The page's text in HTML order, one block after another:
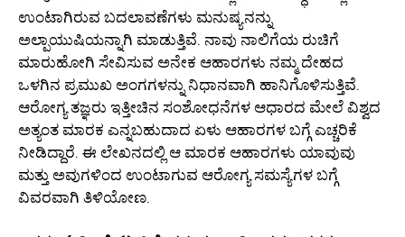
ಉಂಟಾಗಿರುವ ಬದಲಾವಣೆಗಳು ಮನುಷ್ಯನನ್ನು
ಅಲ್ಪಾಯುಷಿಯನ್ನಾಗಿ ಮಾಡುತ್ತಿವೆ. ನಾವು ನಾಲಿಗೆಯ ರುಚಿಗೆ
ಮಾರುಹೋಗಿ ಸೇವಿಸುವ ಅನೇಕ ಆಹಾರಗಳು ನಮ್ಮ ದೇಹದ
ಒಳಗಿನ ಪ್ರಮುಖ ಅಂಗಗಳನ್ನು ನಿಧಾನವಾಗಿ ಹಾನಿಗೊಳಿಸುತ್ತಿವೆ.
ಆರೋಗ್ಯ ತಜ್ಞರು ಇತ್ತೀಚಿನ ಸಂಶೋಧನೆಗಳ ಆಧಾರದ ಮೇಲೆ ವಿಶ್ವದ
ಅತ್ಯಂತ ಮಾರಕ ಎನ್ನಬಹುದಾದ ಏಳು ಆಹಾರಗಳ ಬಗ್ಗೆ ಎಚ್ಚರಿಕೆ
ನೀಡಿದ್ದಾರೆ. ಈ ಲೇಖನದಲ್ಲಿ ಆ ಮಾರಕ ಆಹಾರಗಳು ಯಾವುವು
ಮತ್ತು ಅವುಗಳಿಂದ ಉಂಟಾಗುವ ಆರೋಗ್ಯ ಸಮಸ್ಯೆಗಳ ಬಗ್ಗೆ
ವಿವರವಾಗಿ ತಿಳಿಯೋಣ.